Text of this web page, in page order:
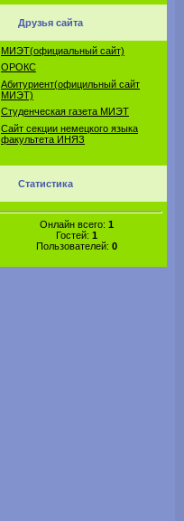
Друзья сайта
МИЭТ(официальный сайт)
ОРОКС
Абитуриент(официльный сайт
МИЭТ)
Студенческая газета МИЭТ
Сайт секции немецкого языка
факультета ИНЯЗ
Статистика
Онлайн всего: 1
Гостей: 1
Пользователей: 0